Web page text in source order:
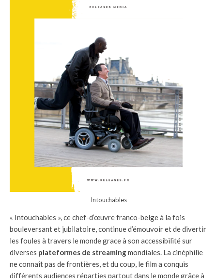
Intouchables
« Intouchables », ce chef-d’œuvre franco-belge à la fois
bouleversant et jubilatoire, continue d’émouvoir et de divertir
les foules à travers le monde grace à son accessibilité sur
diverses plateformes de streamingmondiales. La cinéphilie
ne connaît pas de frontières, et du coup, le film a conquis
différents audiences réparties partout dans le monde grâce à